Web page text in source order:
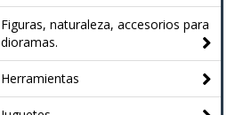
Figuras, naturaleza, accesorios para
dioramas.
Herramientas